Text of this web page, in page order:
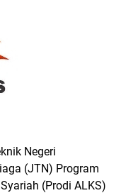
Negeri
(JTN) Program
(Prodi ALKS)